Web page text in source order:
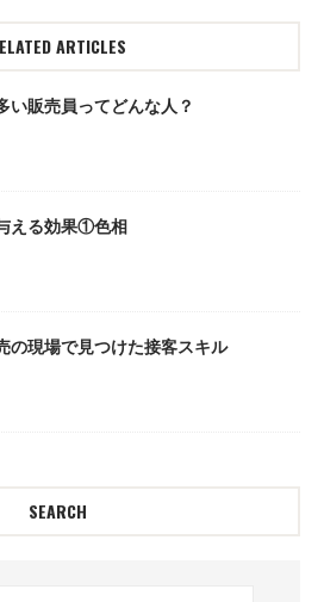
ARTICLES
い販売員ってどんな人？
える効果①色相
の現場で見つけた接客スキル
SEARCH